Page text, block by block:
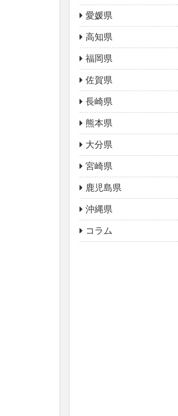
愛媛県
高知県
福岡県
佐賀県
長崎県
熊本県
大分県
宮崎県
鹿児島県
沖縄県
コラム